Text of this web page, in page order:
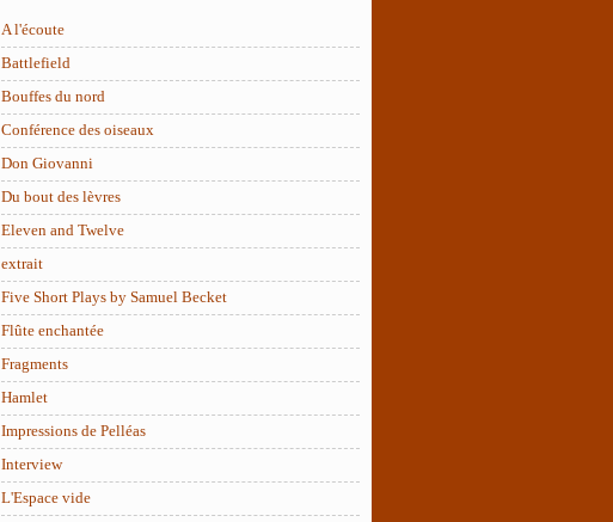
A l'écoute
Battlefield
Bouffes du nord
Conférence des oiseaux
Don Giovanni
Du bout des lèvres
Eleven and Twelve
extrait
Five Short Plays by Samuel Becket
Flûte enchantée
Fragments
Hamlet
Impressions de Pelléas
Interview
L'Espace vide